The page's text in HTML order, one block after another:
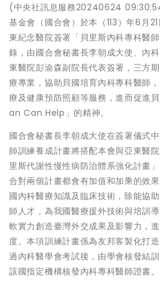
(中央社訊息服務20240624
基金會（國合會）於本（113）年6月
東紀念醫院簽署「貝里斯內科專科醫
錄，由國合會秘書長李朝成大使、內
東醫院彭渝森副院長代表簽署，三方
療專業，協助貝國培育內科專科醫師
療及健康預防照顧等服務，進而促進
an Can Help」的精神。
國合會秘書長李朝成大使在簽署儀式
師訓練養成計畫將搭配本會與亞東醫
里斯代謝性慢性病防治體系強化計畫
合對兩個計畫都會有加值和加乘的效
國內科醫療知識及臨床技術，除能協
師人才，為我國醫療援外技術與培訓
軟實力創造臺灣外交成果及影響力，
度。本項訓練計畫係為友邦客製化打
過內科醫學會考試後，由學會核發結
該國指定機構核發內科專科醫師證書。